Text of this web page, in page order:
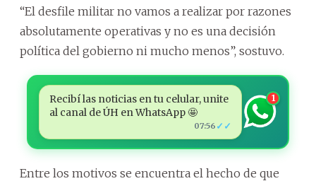
“El desfile militar no vamos a realizar por razones
absolutamente operativas y no es una decisión
política del gobierno ni mucho menos”, sostuvo.
Recibí las noticias en tu celular, unite
al canal de ÚH en WhatsApp 🤩
07:56 ✓✓
1
Entre los motivos se encuentra el hecho de que